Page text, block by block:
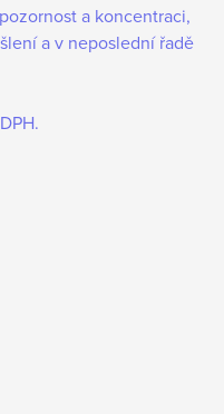
a koncentraci,
a v neposlední řadě